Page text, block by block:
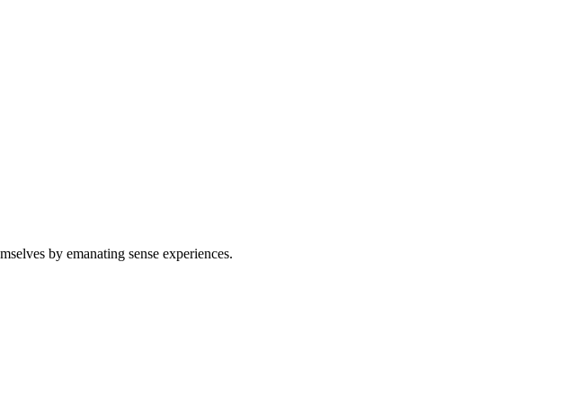
by emanating sense experiences.